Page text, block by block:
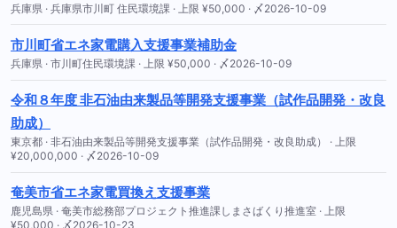
兵庫県 · 兵庫県市川町 住民環境課 · 上限 ¥50,000 · 〆2026-10-09
市川町省エネ家電購入支援事業補助金
兵庫県 · 市川町住民環境課 · 上限 ¥50,000 · 〆2026-10-09
令和８年度 非石油由来製品等開発支援事業（試作品開発・改良
助成）
東京都 · 非石油由来製品等開発支援事業（試作品開発・改良助成） · 上限
¥20,000,000 · 〆2026-10-09
奄美市省エネ家電買換え支援事業
鹿児島県 · 奄美市総務部プロジェクト推進課しまさばくり推進室 · 上限
¥50,000 · 〆2026-10-23